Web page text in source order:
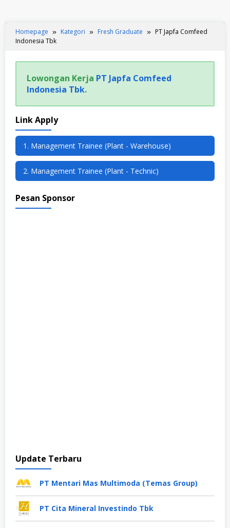
Homepage Kategori Fresh Graduate
PT Japfa Comfeed
Indonesia Tbk
Lowongan Kerja PT Japfa Comfeed
Indonesia Tbk.
Link Apply
1. Management Trainee (Plant - Warehouse)
2. Management Trainee (Plant - Technic)
Pesan Sponsor
Update Terbaru
PT Mentari Mas Multimoda (Temas Group)
PT Cita Mineral Investindo Tbk